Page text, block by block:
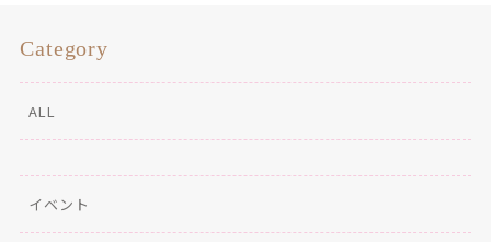
Category
ALL
イベント